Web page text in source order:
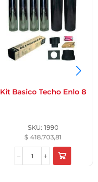
Kit Basico Techo Enlo 8
SKU: 1990
$ 418.703,81